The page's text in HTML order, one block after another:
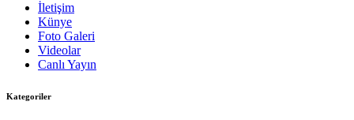
İletişim
Künye
Foto Galeri
Videolar
Canlı Yayın
Kategoriler